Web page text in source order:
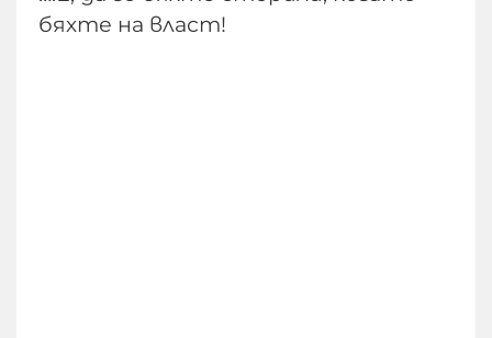
бяхте на власт!